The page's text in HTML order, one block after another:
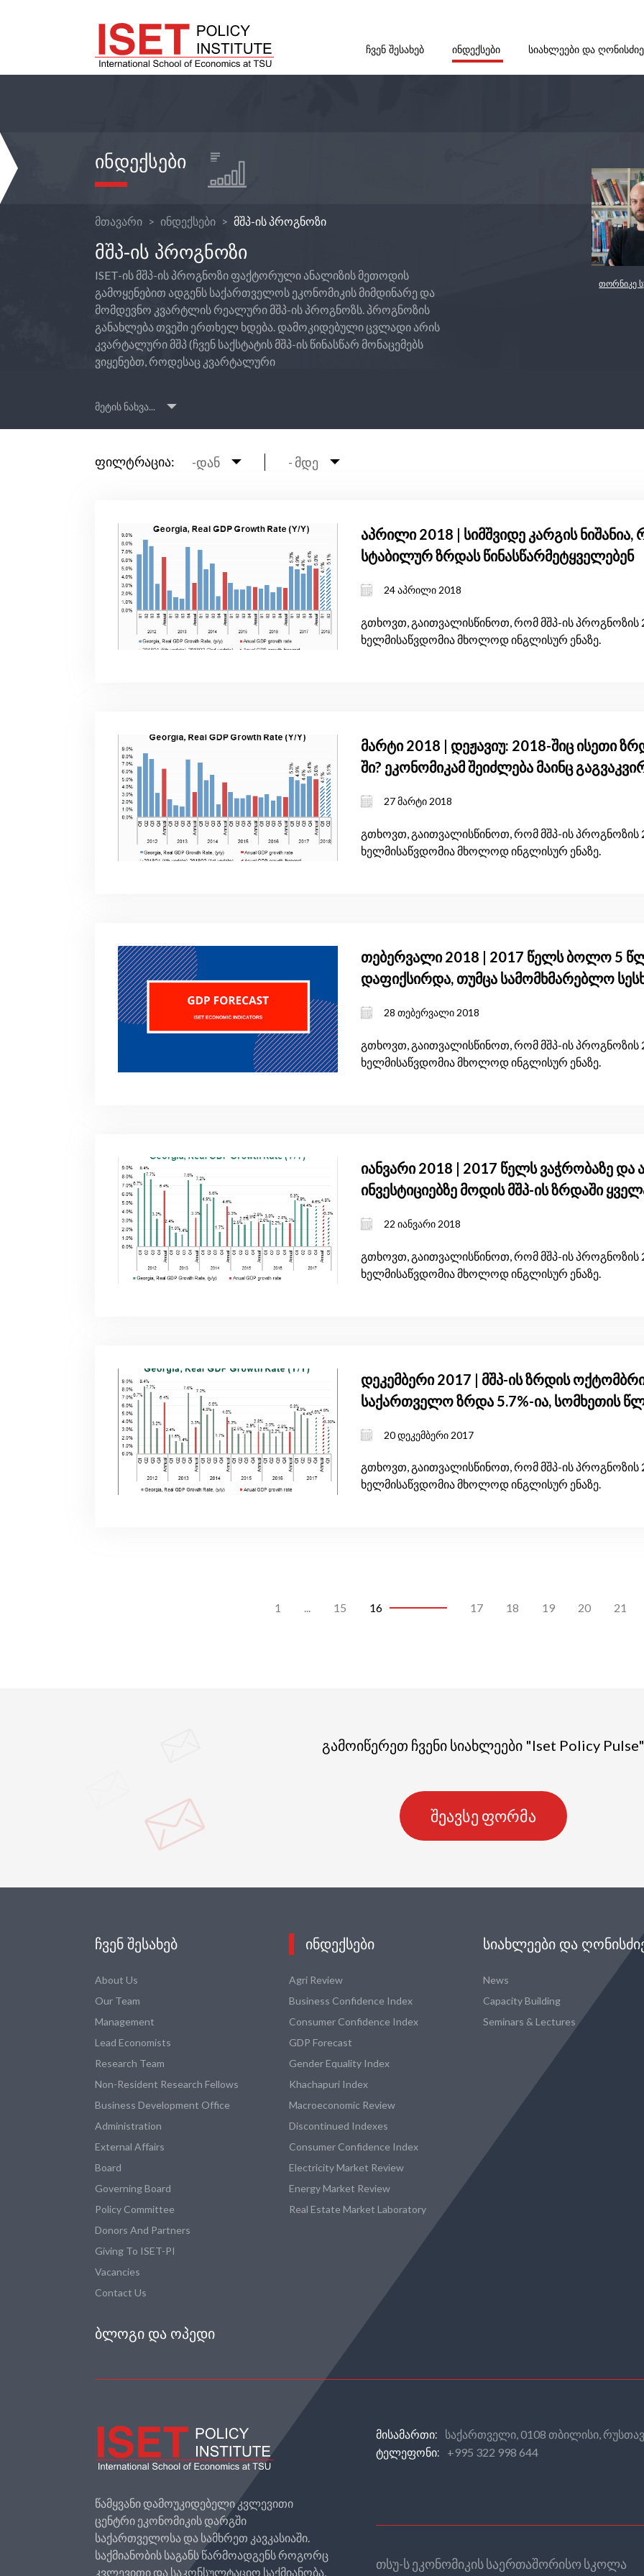
ᲩᲕᲔᲜ ᲨᲔᲡᲐᲮᲔᲑ ᲘᲜᲓᲔᲥᲡᲔᲑᲘ ᲡᲘᲐᲮᲚᲔᲔᲑᲘ ᲓᲐ
თორნიკე
ᲘᲜᲓᲔᲥᲡᲔᲑᲘ
მთავარი ინდექსები მშპ-ის პროგნოზი
ᲛᲨᲞ-ᲘᲡ ᲞᲠᲝᲒᲜᲝᲖᲘ
ISET-ის მშპ-ის პროგნოზი ფაქტორული ანალიზის მეთოდის
გამოყენებით ადგენს საქართველოს ეკონომიკის მიმდინარე და
მომდევნო კვარტლის რეალური მშპ-ის პროგნოზს. პროგნოზის
განახლება თვეში ერთხელ ხდება. დამოკიდებული ცვლადი არის
კვარტალური მშპ (ჩვენ საქსტატის მშპ-ის წინასწარ მონაცემებს
ვიყენებთ, როდესაც კვარტალური
მეტის ნახვა...
ფილტრაცია: -დან - მდე
აპრილი 2018 | სიმშვიდე კარგის
სტაბილურ ზრდას წინასწარმეტყველებენ
24 აპრილი 2018
გთხოვთ, გაითვალისწინოთ, რომ მშპ-ის პროგნოზის
ხელმისაწვდომია მხოლოდ ინგლისურ ენაზე.
მარტი 2018 | დეჟავიუ: 2018-შიც ისეთი
ში? ეკონომიკამ შეიძლება მაინც
27 მარტი 2018
გთხოვთ, გაითვალისწინოთ, რომ მშპ-ის პროგნოზის
ხელმისაწვდომია მხოლოდ ინგლისურ ენაზე.
თებერვალი 2018 | 2017 წელს ბოლო 5
დაფიქსირდა, თუმცა სამომხმარებლო
28 თებერვალი 2018
გთხოვთ, გაითვალისწინოთ, რომ მშპ-ის პროგნოზის
ხელმისაწვდომია მხოლოდ ინგლისურ ენაზე.
იანვარი 2018 | 2017 წელს ვაჭრობაზე და
ინვესტიციებზე მოდის მშპ-ის ზრდაში
22 იანვარი 2018
გთხოვთ, გაითვალისწინოთ, რომ მშპ-ის პროგნოზის
ხელმისაწვდომია მხოლოდ ინგლისურ ენაზე.
დეკემბერი 2017 | მშპ-ის ზრდის
საქართველო ზრდა 5.7%-ია, სომხეთის
20 დეკემბერი 2017
გთხოვთ, გაითვალისწინოთ, რომ მშპ-ის პროგნოზის
ხელმისაწვდომია მხოლოდ ინგლისურ ენაზე.
1 ... 15 16 17 18 19 20 21
გამოიწერეთ ჩვენი სიახლეები "Iset Policy Pulse"
შეავსე ფორმა
ᲩᲕᲔᲜ ᲨᲔᲡᲐᲮᲔᲑ
About Us
Our Team
Management
Lead Economists
Research Team
Non-Resident Research Fellows
Business Development Office
Administration
External Affairs
Board
Governing Board
Policy Committee
Donors And Partners
Giving To ISET-PI
Vacancies
Contact Us
ᲘᲜᲓᲔᲥᲡᲔᲑᲘ
Agri Review
Business Confidence Index
Consumer Confidence Index
GDP Forecast
Gender Equality Index
Khachapuri Index
Macroeconomic Review
Discontinued Indexes
Consumer Confidence Index
Electricity Market Review
Energy Market Review
Real Estate Market Laboratory
ᲡᲘᲐᲮᲚᲔᲔᲑᲘ ᲓᲐ
News
Capacity Building
Seminars & Lectures
ᲑᲚᲝᲒᲘ ᲓᲐ ᲝᲞᲔᲓᲘ
წამყვანი დამოუკიდებელი კვლევითი
ცენტრი ეკონომიკის დარგში
საქართველოსა და სამხრეთ კავკასიაში.
საქმიანობის საგანს წარმოადგენს როგორც
კვლევითი და საკონსულტაციო საქმიანობა,
ᲛᲘᲡᲐᲛᲐᲠᲗᲘ:
საქართველი, 0108 თბილისი,
ᲢᲔᲚᲔᲤᲝᲜᲘ:
+995 322 998 644
თსუ-ს ეკონომიკის საერთაშორისო სკოლა